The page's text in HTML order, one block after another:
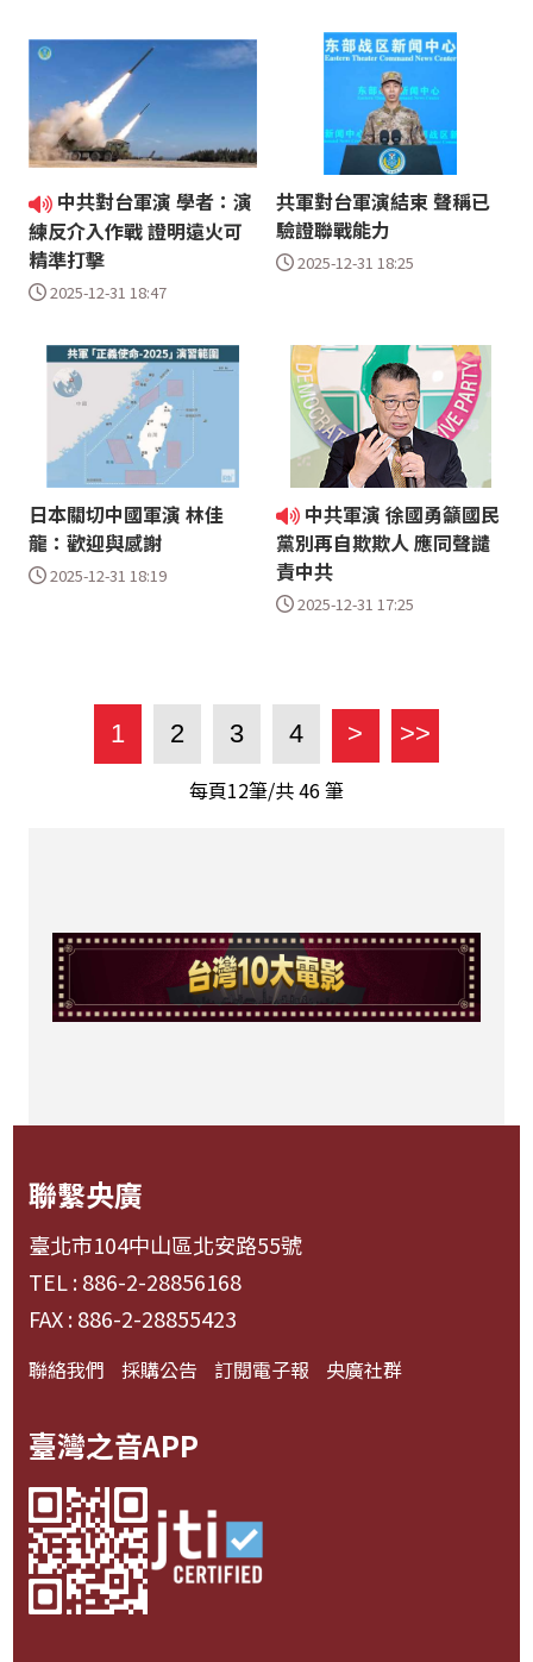
中共對台軍演 學者：演
練反介入作戰 證明遠火可
精準打擊
2025-12-31 18:47
共軍對台軍演結束 聲稱已
驗證聯戰能力
2025-12-31 18:25
日本關切中國軍演 林佳
龍：歡迎與感謝
2025-12-31 18:19
中共軍演 徐國勇籲國民
黨別再自欺欺人 應同聲譴
責中共
2025-12-31 17:25
1 2 3 4 > >>
每頁12筆/共46筆
聯繫央廣
臺北市104中山區北安路55號
TEL : 886-2-28856168
FAX : 886-2-28855423
聯絡我們 採購公告 訂閱電子報 央廣社群
臺灣之音APP